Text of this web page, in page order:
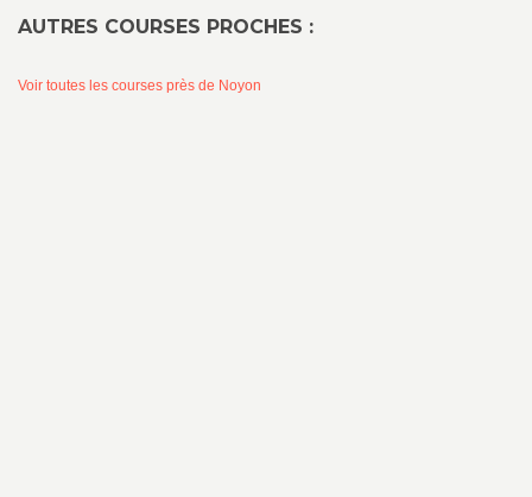
AUTRES COURSES PROCHES :
Voir toutes les courses près de Noyon